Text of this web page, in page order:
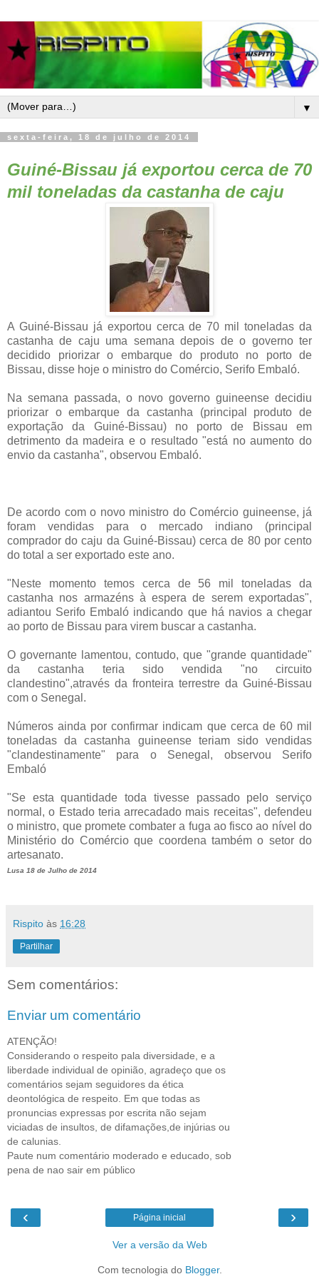
▼
sexta-feira, 18 de julho de 2014
Guiné-Bissau já exportou cerca de 70
mil toneladas da castanha de caju
A Guiné-Bissau já exportou cerca de 70 mil toneladas da
castanha de caju uma semana depois de o governo ter
decidido priorizar o embarque do produto no porto de
Bissau, disse hoje o ministro do Comércio, Serifo Embaló.
Na semana passada, o novo governo guineense decidiu
priorizar o embarque da castanha (principal produto de
exportação da Guiné-Bissau) no porto de Bissau em
detrimento da madeira e o resultado "está no aumento do
envio da castanha", observou Embaló.
De acordo com o novo ministro do Comércio guineense, já
foram vendidas para o mercado indiano (principal
comprador do caju da Guiné-Bissau) cerca de 80 por cento
do total a ser exportado este ano.
"Neste momento temos cerca de 56 mil toneladas da
castanha nos armazéns à espera de serem exportadas",
adiantou Serifo Embaló indicando que há navios a chegar
ao porto de Bissau para virem buscar a castanha.
O governante lamentou, contudo, que "grande quantidade"
da castanha teria sido vendida "no circuito
clandestino",através da fronteira terrestre da Guiné-Bissau
com o Senegal.
Números ainda por confirmar indicam que cerca de 60 mil
toneladas da castanha guineense teriam sido vendidas
"clandestinamente" para o Senegal, observou Serifo
Embaló
"Se esta quantidade toda tivesse passado pelo serviço
normal, o Estado teria arrecadado mais receitas", defendeu
o ministro, que promete combater a fuga ao fisco ao nível do
Ministério do Comércio que coordena também o setor do
artesanato.
Lusa 18 de Julho de 2014
Rispito às 16:28
Partilhar
Sem comentários:
Enviar um comentário
ATENÇÃO!
Considerando o respeito pala diversidade, e a
liberdade individual de opinião, agradeço que os
comentários sejam seguidores da ética
deontológica de respeito. Em que todas as
pronuncias expressas por escrita não sejam
viciadas de insultos, de difamações,de injúrias ou
de calunias.
Paute num comentário moderado e educado, sob
pena de nao sair em público
‹ ›
Página inicial
Ver a versão da Web
Com tecnologia do Blogger.